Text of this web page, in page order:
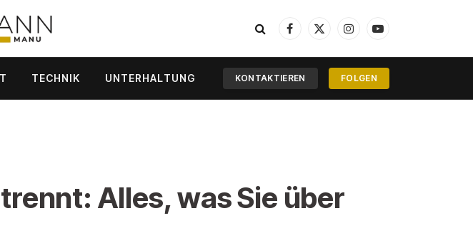
Facebook
X
InstagramYouTube
TECHNIK UNTERHALTUNG KONTAKTIEREN FOLGEN
Alles, was Sie über